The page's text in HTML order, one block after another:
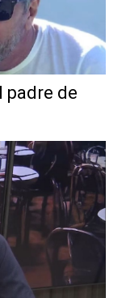
padre de